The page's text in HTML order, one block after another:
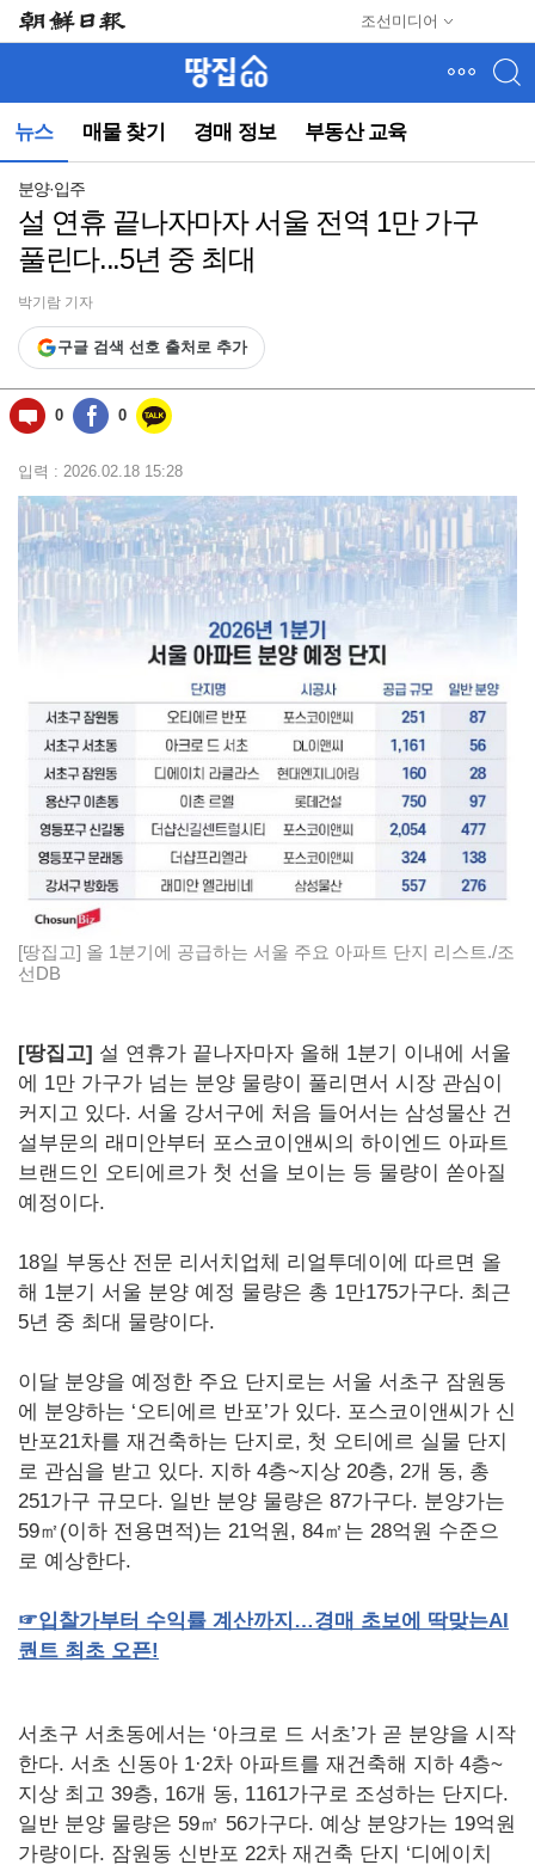
조선미디어
뉴스 매물 찾기 경매 정보 부동산 교육
뉴
(컨
동)
분양·입주
설 연휴 끝나자마자 서울 전역 1만 가구
풀린다...5년 중 최대
박기람 기자
구글 검색 선호 출처로 추가
0 0
입력 : 2026.02.18 15:28
[땅집고] 올 1분기에 공급하는 서울 주요 아파트 단지 리스트./조
선DB
[땅집고] 설 연휴가 끝나자마자 올해 1분기 이내에 서울
에 1만 가구가 넘는 분양 물량이 풀리면서 시장 관심이
커지고 있다. 서울 강서구에 처음 들어서는 삼성물산 건
설부문의 래미안부터 포스코이앤씨의 하이엔드 아파트
브랜드인 오티에르가 첫 선을 보이는 등 물량이 쏟아질
예정이다.
18일 부동산 전문 리서치업체 리얼투데이에 따르면 올
해 1분기 서울 분양 예정 물량은 총 1만175가구다. 최근
5년 중 최대 물량이다.
이달 분양을 예정한 주요 단지로는 서울 서초구 잠원동
에 분양하는 ‘오티에르 반포’가 있다. 포스코이앤씨가 신
반포21차를 재건축하는 단지로, 첫 오티에르 실물 단지
로 관심을 받고 있다. 지하 4층~지상 20층, 2개 동, 총
251가구 규모다. 일반 분양 물량은 87가구다. 분양가는
59㎡(이하 전용면적)는 21억원, 84㎡는 28억원 수준으
로 예상한다.
☞입찰가부터 수익률 계산까지…경매 초보에 딱맞는AI
퀀트 최초 오픈!
서초구 서초동에서는 ‘아크로 드 서초’가 곧 분양을 시작
한다. 서초 신동아 1·2차 아파트를 재건축해 지하 4층~
지상 최고 39층, 16개 동, 1161가구로 조성하는 단지다.
일반 분양 물량은 59㎡ 56가구다. 예상 분양가는 19억원
가량이다. 잠원동 신반포 22차 재건축 단지 ‘디에이치